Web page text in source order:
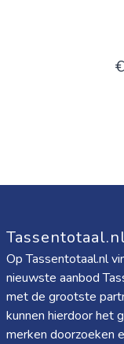
Op Tassentotaal.nl
nieuwste aanbod
met de grootste
kunnen hierdoor het
merken doorzoeken